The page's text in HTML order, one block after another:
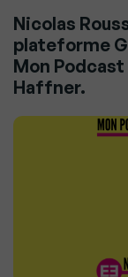
Nicolas
plateforme
Mon
Haffner.